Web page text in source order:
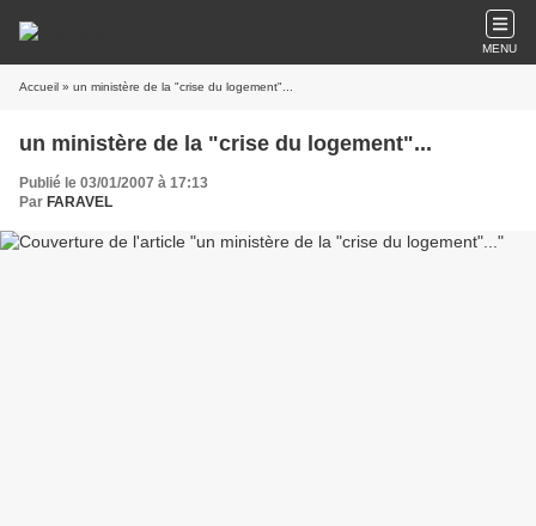
MENU
Accueil » un ministère de la "crise du logement"...
un ministère de la "crise du logement"...
Publié le 03/01/2007 à 17:13
Par FARAVEL